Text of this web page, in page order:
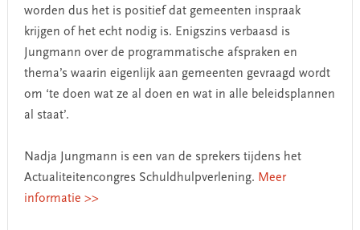
worden dus het is positief dat gemeenten inspraak
krijgen of het echt nodig is. Enigszins verbaasd is
Jungmann over de programmatische afspraken en
thema’s waarin eigenlijk aan gemeenten gevraagd wordt
om ‘te doen wat ze al doen en wat in alle beleidsplannen
al staat’.
Nadja Jungmann is een van de sprekers tijdens het
Actualiteitencongres Schuldhulpverlening. Meer
informatie >>